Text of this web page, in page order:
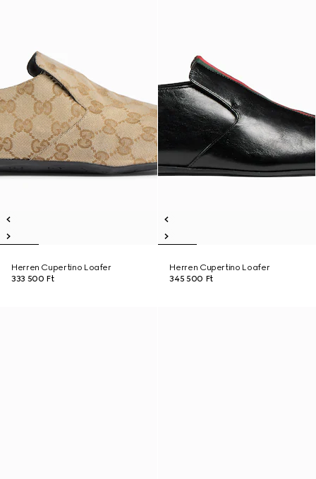
Herren Cupertino Loafer
333 500 Ft
Herren Cupertino Loafer
345 500 Ft